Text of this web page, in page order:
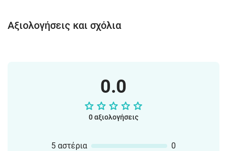
Αξιολογήσεις και σχόλια
0.0
0 αξιολογήσεις
5 αστέρια
0